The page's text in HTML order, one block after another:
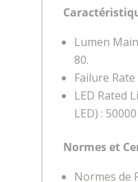
Lumen
80.
Failure Rate
LED Rated
LED) :
Normes et
Normes de